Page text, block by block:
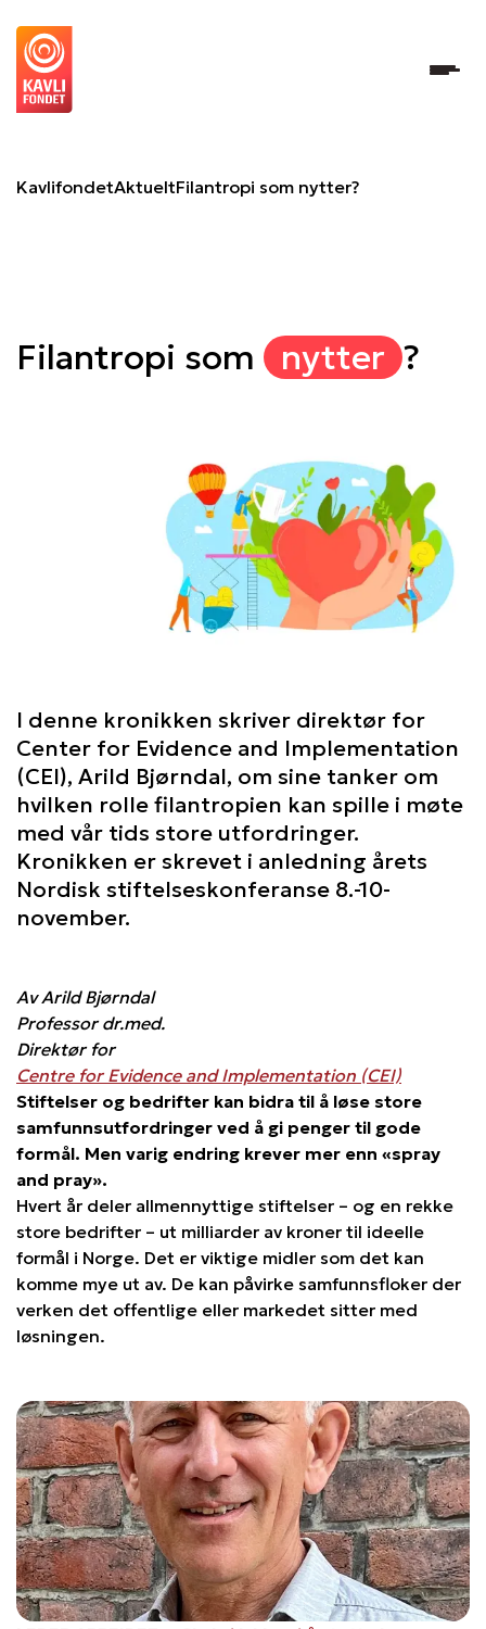
KavlifondetAktueltFilantropi som nytter?
Filantropi som nytter ?
I denne kronikken skriver direktør for
Center for Evidence and Implementation
(CEI), Arild Bjørndal, om sine tanker om
hvilken rolle filantropien kan spille i møte
med vår tids store utfordringer.
Kronikken er skrevet i anledning årets
Nordisk stiftelseskonferanse 8.-10-
november.
Av Arild Bjørndal
Professor dr.med.
Direktør for
Centre for Evidence and Implementation (CEI)
Stiftelser og bedrifter kan bidra til å løse store
samfunnsutfordringer ved å gi penger til gode
formål. Men varig endring krever mer enn «spray
and pray».
Hvert år deler allmennyttige stiftelser – og en rekke
store bedrifter – ut milliarder av kroner til ideelle
formål i Norge. Det er viktige midler som det kan
komme mye ut av. De kan påvirke samfunnsfloker der
verken det offentlige eller markedet sitter med
løsningen.